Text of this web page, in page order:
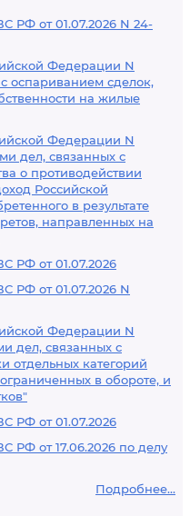
РФ от 01.07.2026 N 24-
Федерации N
оспариванием сделок,
на жилые
Федерации N
дел, связанных с
о противодействии
Российской
в результате
направленных на
РФ от 01.07.2026
РФ от 01.07.2026 N
Федерации N
дел, связанных с
отдельных категорий
в обороте, и
РФ от 01.07.2026
РФ от 17.06.2026 по делу
Подробнее...